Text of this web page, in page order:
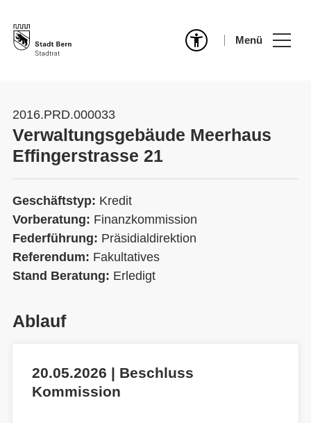
Menü
2016.PRD.000033
Verwaltungsgebäude Meerhaus
Effingerstrasse 21
Geschäftstyp: Kredit
Vorberatung: Finanzkommission
Federführung: Präsidialdirektion
Referendum: Fakultatives
Stand Beratung: Erledigt
Ablauf
20.05.2026 | Beschluss
Kommission